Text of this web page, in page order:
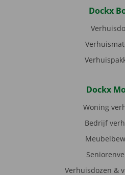
Dockx
Dockx
Woning
Bedrijf
Verhuisdozen &